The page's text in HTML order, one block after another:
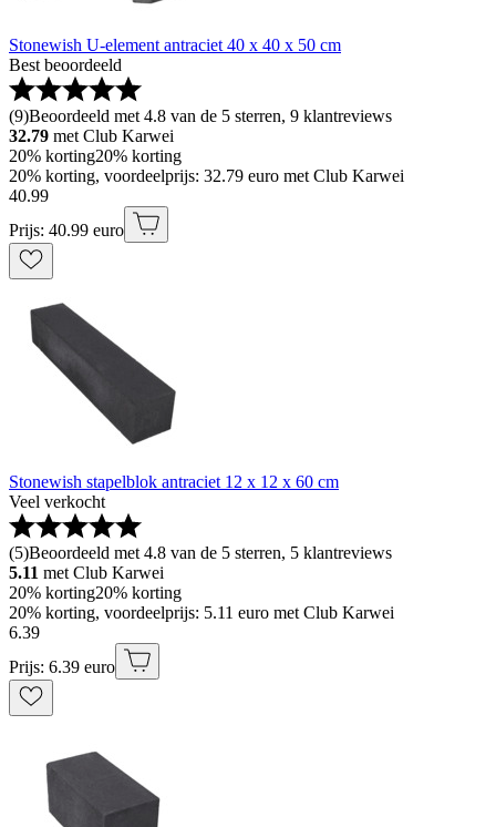
Stonewish U-element antraciet 40 x 40 x 50 cm
Best beoordeeld
(9)Beoordeeld met 4.8 van de 5 sterren, 9 klantreviews
32.79 met Club Karwei
20% korting20% korting
20% korting, voordeelprijs: 32.79 euro met Club Karwei
40.99
Prijs: 40.99 euro
Stonewish stapelblok antraciet 12 x 12 x 60 cm
Veel verkocht
(5)Beoordeeld met 4.8 van de 5 sterren, 5 klantreviews
5.11 met Club Karwei
20% korting20% korting
20% korting, voordeelprijs: 5.11 euro met Club Karwei
6.39
Prijs: 6.39 euro